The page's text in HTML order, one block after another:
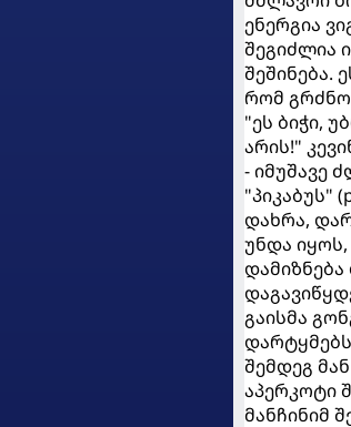
ენერგია
შეგიძლია
შეშინება.
რომ
"ეს ბიჭი,
არის!"
- იმუშავე
"პიკაბუს"
დახრა,
უნდა
გაისმა
შემდეგ
აპერკოტი
მანჩინიმ